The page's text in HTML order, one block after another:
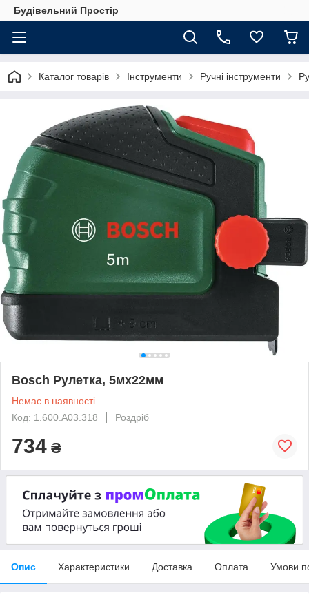
Будівельний Простір
Каталог товарів Інструменти Ручні інструменти
Bosch Рулетка, 5мх22мм
Немає в наявності
Код: 1.600.A03.318
Роздріб
734 ₴
Опис Характеристики Доставка Оплата Умови